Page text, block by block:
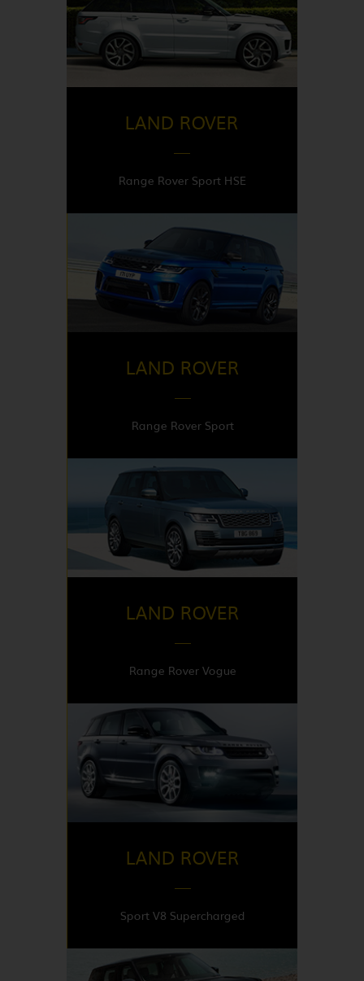
DISPONIBLE EN
Italy
LAND ROVER
Range Rover Sport HSE
DISPONIBLE EN
Italy
LAND ROVER
Range Rover Sport
DISPONIBLE EN
Italy | United Kingdom
LAND ROVER
Range Rover Vogue
DISPONIBLE EN
France
LAND ROVER
Sport V8 Supercharged